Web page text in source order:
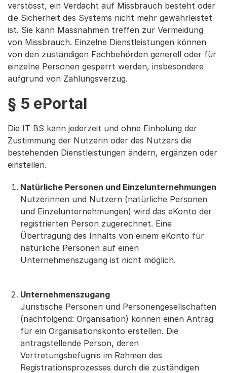
verstösst, ein Verdacht auf Missbrauch besteht oder
die Sicherheit des Systems nicht mehr gewährleistet
ist. Sie kann Massnahmen treffen zur Vermeidung
von Missbrauch. Einzelne Dienstleistungen können
von den zuständigen Fachbehörden generell oder für
einzelne Personen gesperrt werden, insbesondere
aufgrund von Zahlungsverzug.
§ 5 ePortal
Die IT BS kann jederzeit und ohne Einholung der
Zustimmung der Nutzerin oder des Nutzers die
bestehenden Dienstleistungen ändern, ergänzen oder
einstellen.
Natürliche Personen und Einzelunternehmungen
Nutzerinnen und Nutzern (natürliche Personen
und Einzelunternehmungen) wird das eKonto der
registrierten Person zugerechnet. Eine
Übertragung des Inhalts von einem eKonto für
natürliche Personen auf einen
Unternehmenszugang ist nicht möglich.
Unternehmenszugang
Juristische Personen und Personengesellschaften
(nachfolgend: Organisation) können einen Antrag
für ein Organisationskonto erstellen. Die
antragstellende Person, deren
Vertretungsbefugnis im Rahmen des
Registrationsprozesses durch die zuständigen